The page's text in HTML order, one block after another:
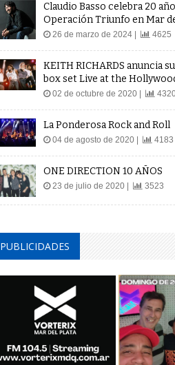
Claudio Basso celebra 20
Operación Triunfo en Mar
26 de marzo de 2024 | 4625
KEITH RICHARDS anuncia
box set Live at the
02 de octubre de 2020 |
La Ponderosa Rock and Roll
04 de agosto de 2020 | 4183
ONE DIRECTION 10 AÑOS
23 de julio de 2020 | 3523
PUBLICIDADES